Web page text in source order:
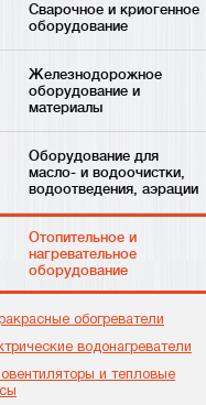
Сварочное и криогенное
оборудование
Железнодорожное
оборудование и
материалы
Оборудование для
масло- и водоочистки,
водоотведения, аэрации
Отопительное и
нагревательное
оборудование
обогреватели
водонагреватели
и тепловые